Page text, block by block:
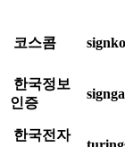
코스콤
한국정보
인증
한국전자